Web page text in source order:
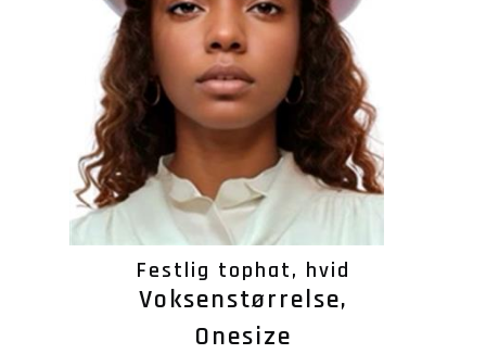
Festlig tophat, hvid
Voksenstørrelse,
Onesize